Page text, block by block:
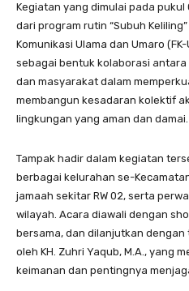
Kegiatan yang dimulai pada pukul
dari program rutin “Subuh
Komunikasi Ulama dan Umaro
sebagai bentuk kolaborasi
dan masyarakat dalam
membangun kesadaran kolektif
lingkungan yang aman dan damai.
Tampak hadir dalam kegiatan
berbagai kelurahan se-
jamaah sekitar RW 02, serta
wilayah. Acara diawali dengan
bersama, dan dilanjutkan
oleh KH. Zuhri Yaqub, M.A., yang
keimanan dan pentingnya